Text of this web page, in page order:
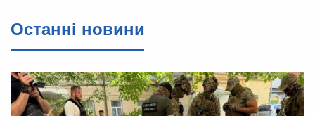
Останні новини